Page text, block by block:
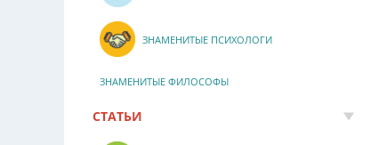
ЗНАМЕНИТЫЕ ПСИХОЛОГИ
ЗНАМЕНИТЫЕ ФИЛОСОФЫ
СТАТЬИ